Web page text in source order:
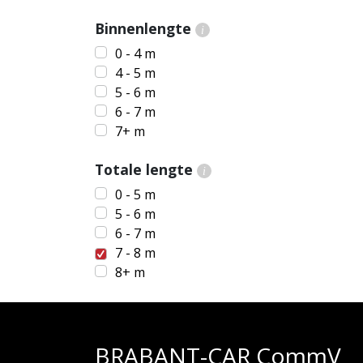
Binnenlengte i
0 - 4 m
4 - 5 m
5 - 6 m
6 - 7 m
7+ m
Totale lengte i
0 - 5 m
5 - 6 m
6 - 7 m
7 - 8 m
8+ m
BRABANT-CAR CommV